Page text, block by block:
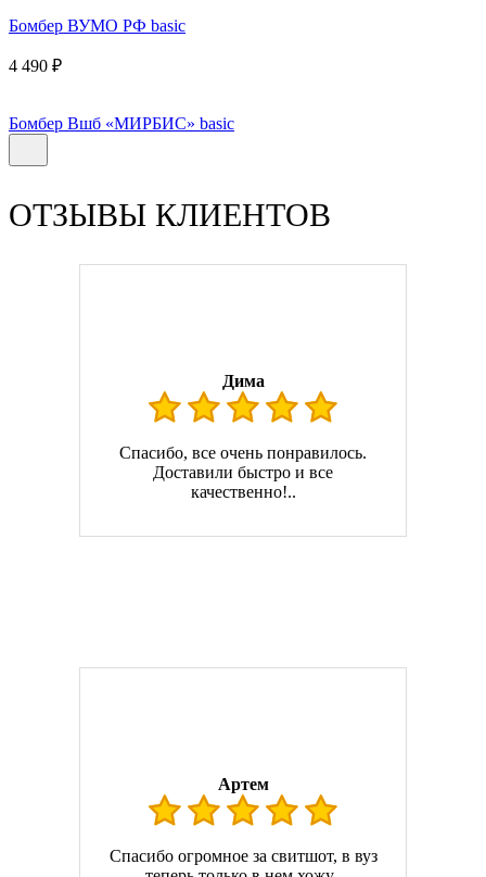
Бомбер ВУМО РФ basic
4 490 ₽
Бомбер Вшб «МИРБИС» basic
ОТЗЫВЫ КЛИЕНТОВ
Дима
Спасибо, все очень понравилось.
Доставили быстро и все
качественно!..
Артем
Спасибо огромное за свитшот, в вуз